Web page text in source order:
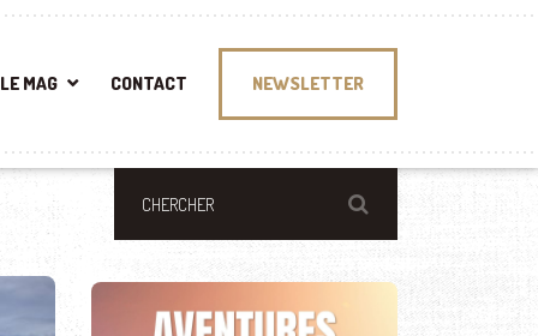
LE MAG CONTACT NEWSLETTER